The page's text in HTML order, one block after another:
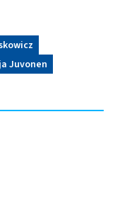
Juvonen